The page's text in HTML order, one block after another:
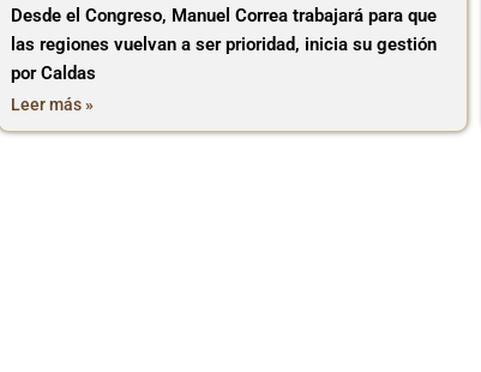
Desde el Congreso, Manuel Correa trabajará para que
las regiones vuelvan a ser prioridad, inicia su gestión
por Caldas
Leer más »